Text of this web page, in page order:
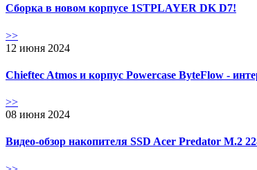
Сборка в новом корпусе 1STPLAYER DK D7!
>>
12 июня 2024
Chieftec Atmos и корпус Powercase ByteFlow -
>>
08 июня 2024
Видео-обзор накопителя SSD Acer Predator M.2